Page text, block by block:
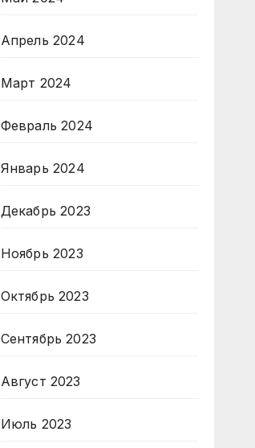
Апрель 2024
Март 2024
Февраль 2024
Январь 2024
Декабрь 2023
Ноябрь 2023
Октябрь 2023
Сентябрь 2023
Август 2023
Июль 2023